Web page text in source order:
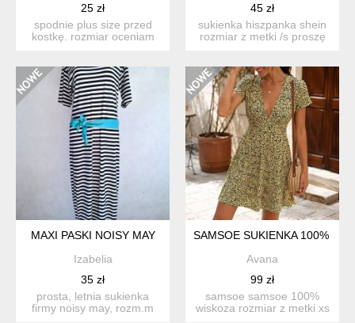
25 zł
spodnie plus size przed
kostkę. rozmiar oceniam
45 zł
sukienka hiszpanka shein
rozmiar z metki /s proszę
MAXI PASKI NOISY MAY
Izabelia
35 zł
prosta, letnia sukienka
firmy noisy may, rozm.m
SAMSOE SUKIENKA 100%
Avana
99 zł
samsoe samsoe 100%
wiskoza rozmiar z metki xs